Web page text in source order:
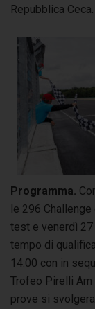
Repubblica Ceca.
Programma.
le 296
test e venerdì 27
tempo di
14.00 con in
Trofeo Pirelli Am
prove si